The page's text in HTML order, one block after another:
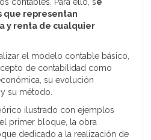
contables. Para ello, se
que representan
y renta de cualquier
el modelo contable básico,
de contabilidad como
su evolución
su método.
ilustrado con ejemplos
primer bloque, la obra
dedicado a la realización de